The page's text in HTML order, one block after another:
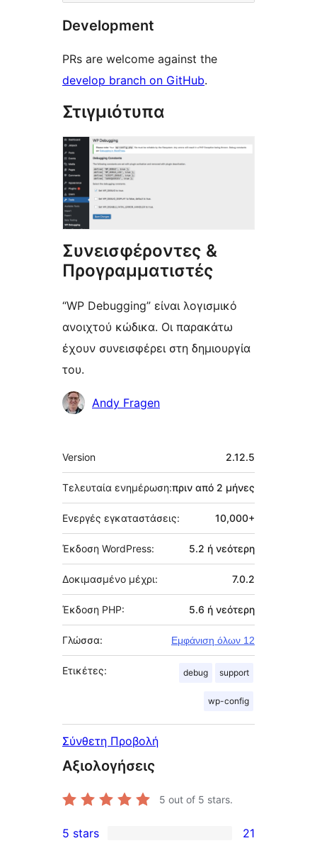
Development
PRs are welcome against the
develop branch on GitHub.
Στιγμιότυπα
Συνεισφέροντες &
Προγραμματιστές
“WP Debugging” είναι λογισμικό
ανοιχτού κώδικα. Οι παρακάτω
έχουν συνεισφέρει στη δημιουργία
του.
Συντελεστές
Andy Fragen
Μεταστοιχεία
Version 2.12.5
Τελευταία ενημέρωση:πριν από 2 μήνες
Ενεργές εγκαταστάσεις: 10,000+
Έκδοση WordPress: 5.2 ή νεότερη
Δοκιμασμένο μέχρι: 7.0.2
Έκδοση PHP: 5.6 ή νεότερη
Γλώσσα: Εμφάνιση όλων 12
Ετικέτες: debug support
wp-config
Σύνθετη Προβολή
Αξιολογήσεις
5 out of 5 stars.
21
5 stars 21